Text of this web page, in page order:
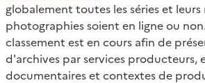
globalement toutes les séries et
photographies soient en ligne ou
classement est en cours afin de
d'archives par services producteurs,
documentaires et contextes de